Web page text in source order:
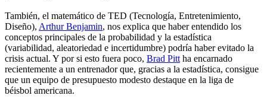
También, el matemático de TED (Tecnología, Entretenimiento,
Diseño), Arthur Benjamin, nos explica que haber entendido los
conceptos principales de la probabilidad y la estadística
(variabilidad, aleatoriedad e incertidumbre) podría haber evitado la
crisis actual. Y por si esto fuera poco, Brad Pittha encarnado
recientemente a un entrenador que, gracias a la estadística, consigue
que un equipo de presupuesto modesto destaque en la liga de
béisbol americana.